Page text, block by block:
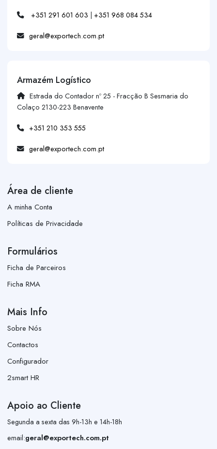
+351 291 601 603 | +351 968 084 534
geral@exportech.com.pt
Armazém Logístico
Estrada do Contador nº 25 - Fracção B Sesmaria do
Colaço 2130-223 Benavente
+351 210 353 555
geral@exportech.com.pt
Área de cliente
A minha Conta
Políticas de Privacidade
Formulários
Ficha de Parceiros
Ficha RMA
Mais Info
Sobre Nós
Contactos
Configurador
2smart HR
Apoio ao Cliente
Segunda a sexta das 9h-13h e 14h-18h
email:geral@exportech.com.pt